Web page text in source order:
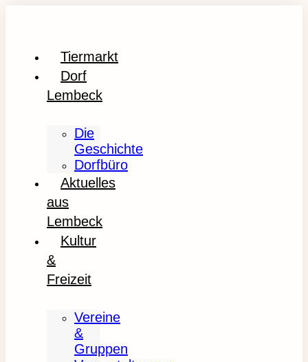
Tiermarkt
Dorf
Lembeck
Die
Geschichte
Dorfbüro
Aktuelles
aus
Lembeck
Kultur
&
Freizeit
Vereine
&
Gruppen